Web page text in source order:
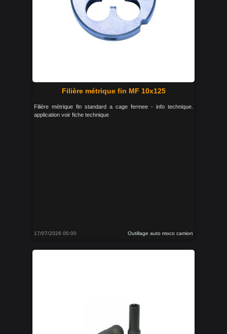
Filière métrique fin MF 10x125
Filière métrique fin standard a cage fermee - info technique.
application voir fiche technique
17/07/2026 00:00 Outillage auto moco camion